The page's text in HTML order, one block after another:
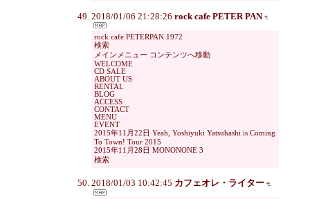
2018/01/06 21:28:26 rock cafe PETER PAN
rock cafe PETERPAN 1972
検索
メインメニュー コンテンツへ移動
WELCOME
CD SALE
ABOUT US
RENTAL
BLOG
ACCESS
CONTACT
MENU
EVENT
2015年11月22日 Yeah, Yoshiyuki Yatsuhashi is Coming
To Town! Tour 2015
2015年11月28日 MONONONE 3
検索
2018/01/03 10:42:45 カフェオレ・ライター